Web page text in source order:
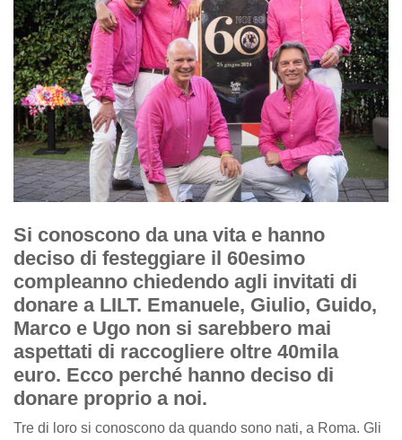
Si conoscono da una vita e hanno
deciso di festeggiare il 60esimo
compleanno chiedendo agli invitati di
donare a LILT. Emanuele, Giulio, Guido,
Marco e Ugo non si sarebbero mai
aspettati di raccogliere oltre 40mila
euro. Ecco perché hanno deciso di
donare proprio a noi.
Tre di loro si conoscono da quando sono nati, a Roma. Gli